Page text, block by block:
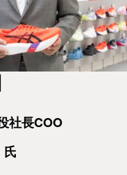
社長COO
氏